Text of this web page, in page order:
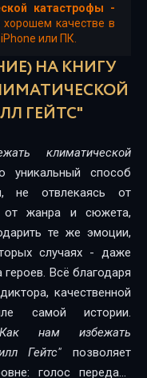
катастрофы -
качестве в
или ПК.
НА КНИГУ
ГЕЙТС"
климатической
уникальный способ
не отвлекаясь от
от жанра и сюжета,
те же эмоции,
случаях - даже
Всё благодаря
качественной
самой истории.
нам избежать
Гейтс" позволяет
голос передаёт